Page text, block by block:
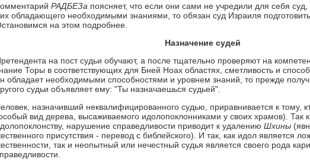
РАДБЕЗа поясняет, что если они сами не учредили для себя
обладающего необходимыми знаниями, то обязан суд Израиля
на этом подробнее.
Назначение судей
на пост судьи обучают, а после тщательно проверяют на
Торы в соответствующих для Бней Ноах областях, сметливость и
обладает необходимыми способностями и уровнем знаний, то прежде
судьи объявляет ему: "Ты назначаешься судьей".
назначивший неквалифицированного судью, приравнивается к тому,
вид дерева, высаживаемого идолопоклонниками у своих храмов). Так
нарушение справедливости приводит к удалению Шхины
присутствия - перевод с библейского). И так, как идол является
так и неопытный или нечестный судья является своего рода